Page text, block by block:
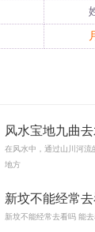
风水宝地九曲
水
在风水中，通过山川河流
地方
新坟不能经常
土吗
新坟不能经常去看吗 能